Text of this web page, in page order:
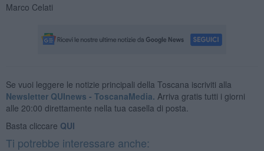
Marco Celati
Se vuoi leggere le notizie principali della Toscana iscriviti alla
Newsletter QUInews - ToscanaMedia. Arriva gratis tutti i giorni
alle 20:00 direttamente nella tua casella di posta.
Basta cliccare QUI
Ti potrebbe interessare anche: